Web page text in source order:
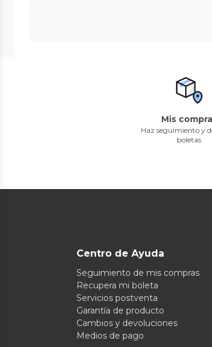
Mis
Haz seguimiento y
boletas
Centro de Ayuda
Seguimiento de mis compras
Recupera mi boleta
Servicios postventa
Garantía de producto
Cambios y devoluciones
Medios de pago